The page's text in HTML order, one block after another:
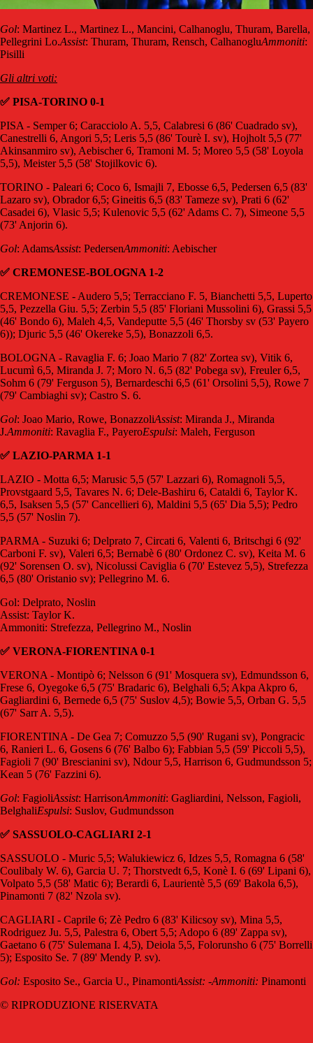
Gol: Martinez L., Martinez L., Mancini, Calhanoglu, Thuram, Barella,
Pellegrini Lo.Assist: Thuram, Thuram, Rensch, CalhanogluAmmoniti:
Pisilli
Gli altri voti:
✅ PISA-TORINO 0-1
PISA - Semper 6; Caracciolo A. 5,5, Calabresi 6 (86' Cuadrado sv),
Canestrelli 6, Angori 5,5; Leris 5,5 (86' Tourè I. sv), Hojholt 5,5 (77'
Akinsanmiro sv), Aebischer 6, Tramoni M. 5; Moreo 5,5 (58' Loyola
5,5), Meister 5,5 (58' Stojilkovic 6).
TORINO - Paleari 6; Coco 6, Ismajli 7, Ebosse 6,5, Pedersen 6,5 (83'
Lazaro sv), Obrador 6,5; Gineitis 6,5 (83' Tameze sv), Prati 6 (62'
Casadei 6), Vlasic 5,5; Kulenovic 5,5 (62' Adams C. 7), Simeone 5,5
(73' Anjorin 6).
Gol: AdamsAssist: PedersenAmmoniti: Aebischer
✅ CREMONESE-BOLOGNA 1-2
CREMONESE - Audero 5,5; Terracciano F. 5, Bianchetti 5,5, Luperto
5,5, Pezzella Giu. 5,5; Zerbin 5,5 (85' Floriani Mussolini 6), Grassi 5,5
(46' Bondo 6), Maleh 4,5, Vandeputte 5,5 (46' Thorsby sv (53' Payero
6)); Djuric 5,5 (46' Okereke 5,5), Bonazzoli 6,5.
BOLOGNA - Ravaglia F. 6; Joao Mario 7 (82' Zortea sv), Vitik 6,
Lucumì 6,5, Miranda J. 7; Moro N. 6,5 (82' Pobega sv), Freuler 6,5,
Sohm 6 (79' Ferguson 5), Bernardeschi 6,5 (61' Orsolini 5,5), Rowe 7
(79' Cambiaghi sv); Castro S. 6.
Gol: Joao Mario, Rowe, BonazzoliAssist: Miranda J., Miranda
J.Ammoniti: Ravaglia F., PayeroEspulsi: Maleh, Ferguson
✅ LAZIO-PARMA 1-1
LAZIO - Motta 6,5; Marusic 5,5 (57' Lazzari 6), Romagnoli 5,5,
Provstgaard 5,5, Tavares N. 6; Dele-Bashiru 6, Cataldi 6, Taylor K.
6,5, Isaksen 5,5 (57' Cancellieri 6), Maldini 5,5 (65' Dia 5,5); Pedro
5,5 (57' Noslin 7).
PARMA - Suzuki 6; Delprato 7, Circati 6, Valenti 6, Britschgi 6 (92'
Carboni F. sv), Valeri 6,5; Bernabè 6 (80' Ordonez C. sv), Keita M. 6
(92' Sorensen O. sv), Nicolussi Caviglia 6 (70' Estevez 5,5), Strefezza
6,5 (80' Oristanio sv); Pellegrino M. 6.
Gol: Delprato, Noslin
Assist: Taylor K.
Ammoniti: Strefezza, Pellegrino M., Noslin
✅ VERONA-FIORENTINA 0-1
VERONA - Montipò 6; Nelsson 6 (91' Mosquera sv), Edmundsson 6,
Frese 6, Oyegoke 6,5 (75' Bradaric 6), Belghali 6,5; Akpa Akpro 6,
Gagliardini 6, Bernede 6,5 (75' Suslov 4,5); Bowie 5,5, Orban G. 5,5
(67' Sarr A. 5,5).
FIORENTINA - De Gea 7; Comuzzo 5,5 (90' Rugani sv), Pongracic
6, Ranieri L. 6, Gosens 6 (76' Balbo 6); Fabbian 5,5 (59' Piccoli 5,5),
Fagioli 7 (90' Brescianini sv), Ndour 5,5, Harrison 6, Gudmundsson 5;
Kean 5 (76' Fazzini 6).
Gol: FagioliAssist: HarrisonAmmoniti: Gagliardini, Nelsson, Fagioli,
BelghaliEspulsi: Suslov, Gudmundsson
✅ SASSUOLO-CAGLIARI 2-1
SASSUOLO - Muric 5,5; Walukiewicz 6, Idzes 5,5, Romagna 6 (58'
Coulibaly W. 6), Garcia U. 7; Thorstvedt 6,5, Konè I. 6 (69' Lipani 6),
Volpato 5,5 (58' Matic 6); Berardi 6, Laurientè 5,5 (69' Bakola 6,5),
Pinamonti 7 (82' Nzola sv).
CAGLIARI - Caprile 6; Zè Pedro 6 (83' Kilicsoy sv), Mina 5,5,
Rodriguez Ju. 5,5, Palestra 6, Obert 5,5; Adopo 6 (89' Zappa sv),
Gaetano 6 (75' Sulemana I. 4,5), Deiola 5,5, Folorunsho 6 (75' Borrelli
5); Esposito Se. 7 (89' Mendy P. sv).
Gol: Esposito Se., Garcia U., PinamontiAssist: -Ammoniti: Pinamonti
© RIPRODUZIONE RISERVATA